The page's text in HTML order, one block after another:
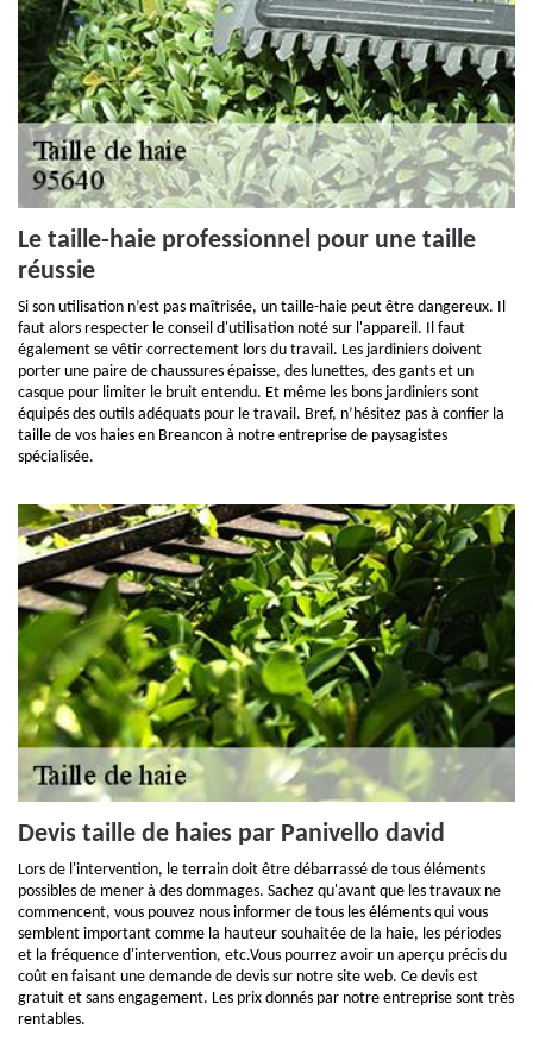
Le taille-haie professionnel pour une taille
réussie
Si son utilisation n’est pas maîtrisée, un taille-haie peut être dangereux. Il
faut alors respecter le conseil d'utilisation noté sur l'appareil. Il faut
également se vêtir correctement lors du travail. Les jardiniers doivent
porter une paire de chaussures épaisse, des lunettes, des gants et un
casque pour limiter le bruit entendu. Et même les bons jardiniers sont
équipés des outils adéquats pour le travail. Bref, n’hésitez pas à confier la
taille de vos haies en Breancon à notre entreprise de paysagistes
spécialisée.
Devis taille de haies par Panivello david
Lors de l'intervention, le terrain doit être débarrassé de tous éléments
possibles de mener à des dommages. Sachez qu'avant que les travaux ne
commencent, vous pouvez nous informer de tous les éléments qui vous
semblent important comme la hauteur souhaitée de la haie, les périodes
et la fréquence d'intervention, etc.Vous pourrez avoir un aperçu précis du
coût en faisant une demande de devis sur notre site web. Ce devis est
gratuit et sans engagement. Les prix donnés par notre entreprise sont très
rentables.